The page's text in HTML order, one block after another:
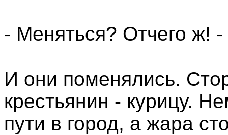
- Меняться? Отчего ж! -
И они поменялись.
крестьянин - курицу.
пути в город, а жара